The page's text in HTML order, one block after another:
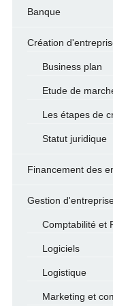
Banque
Création
Business plan
Etude de
Les étapes de
Statut juridique
Financement des
Gestion
Comptabilité et
Logiciels
Logistique
Marketing et